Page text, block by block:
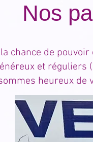
Nos
chance de
et réguliers
heureux de